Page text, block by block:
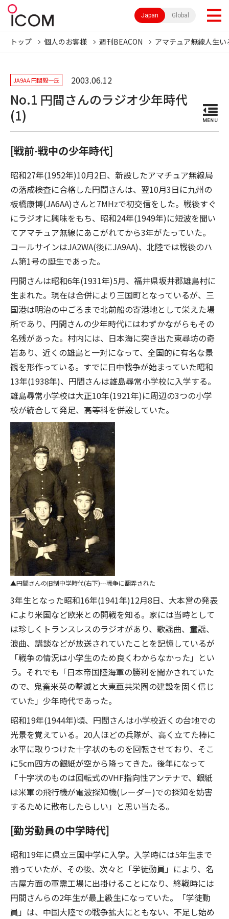
Japan Global
トップ 個人のお客様 週刊BEACON アマチュア無線人生い
JA9AA 円間毅一氏 2003.06.12
No.1 円間さんのラジオ少年時代
(1)
MENU
[戦前-戦中の少年時代]
昭和27年(1952年)10月2日、新設したアマチュア無線局
の落成検査に合格した円間さんは、翌10月3日に九州の
板橋康博(JA6AA)さんと7MHzで初交信をした。戦後すぐ
にラジオに興味をもち、昭和24年(1949年)に短波を聞い
てアマチュア無線にあこがれてから3年がたっていた。
コールサインはJA2WA(後にJA9AA)、北陸では戦後のハ
ム第1号の誕生であった。
円間さんは昭和6年(1931年)5月、福井県坂井郡雄島村に
生まれた。現在は合併により三国町となっているが、三
国港は明治の中ごろまで北前船の寄港地として栄えた場
所であり、円間さんの少年時代にはわずかながらもその
名残があった。村内には、日本海に突き出た東尋坊の奇
岩あり、近くの雄島と一対になって、全国的に有名な景
観を形作っている。すでに日中戦争が始まっていた昭和
13年(1938年)、円間さんは雄島尋常小学校に入学する。
雄島尋常小学校は大正10年(1921年)に周辺の3つの小学
校が統合して発足、高等科を併設していた。
円間さんの旧制中学時代(右下)---戦争に翻弄された
3年生となった昭和16年(1941年)12月8日、大本営の発表
により米国など欧米との開戦を知る。家には当時として
は珍しくトランスレスのラジオがあり、歌謡曲、童謡、
浪曲、講談などが放送されていたことを記憶しているが
「戦争の情況は小学生のため良くわからなかった」とい
う。それでも「日本帝国陸海軍の勝利を聞かされていた
ので、鬼畜米英の撃滅と大東亜共栄圏の建設を固く信じ
ていた」少年時代であった。
昭和19年(1944年)頃、円間さんは小学校近くの台地での
光景を覚えている。20人ほどの兵隊が、高く立てた棒に
水平に取りつけた十字状のものを回転させており、そこ
に5cm四方の銀紙が空から降ってきた。後年になって
「十字状のものは回転式のVHF指向性アンテナで、銀紙
は米軍の飛行機が電波探知機(レーダー)での探知を妨害
するために散布したらしい」と思い当たる。
[勤労動員の中学時代]
昭和19年に県立三国中学に入学。入学時には5年生まで
揃っていたが、その後、次々と「学徒動員」により、名
古屋方面の軍需工場に出掛けることになり、終戦時には
円間さんらの2年生が最上級生になっていた。「学徒動
員」は、中国大陸での戦争拡大にともない、不足し始め